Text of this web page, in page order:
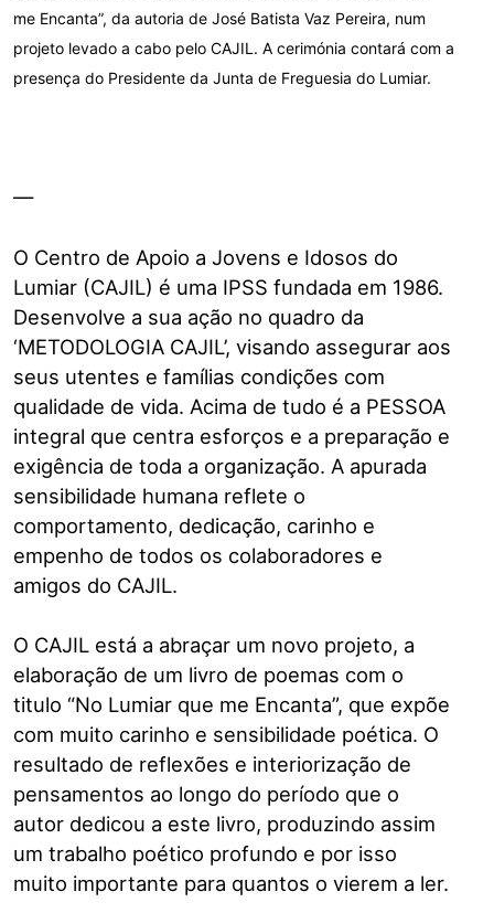
me Encanta”, da autoria de José Batista Vaz Pereira, num
projeto levado a cabo pelo CAJIL. A cerimónia contará com a
presença do Presidente da Junta de Freguesia do Lumiar.
—
O Centro de Apoio a Jovens e Idosos do
Lumiar (CAJIL) é uma IPSS fundada em 1986.
Desenvolve a sua ação no quadro da
‘METODOLOGIA CAJIL’, visando assegurar aos
seus utentes e famílias condições com
qualidade de vida. Acima de tudo é a PESSOA
integral que centra esforços e a preparação e
exigência de toda a organização. A apurada
sensibilidade humana reflete o
comportamento, dedicação, carinho e
empenho de todos os colaboradores e
amigos do CAJIL.
O CAJIL está a abraçar um novo projeto, a
elaboração de um livro de poemas com o
titulo “No Lumiar que me Encanta”, que expõe
com muito carinho e sensibilidade poética. O
resultado de reflexões e interiorização de
pensamentos ao longo do período que o
autor dedicou a este livro, produzindo assim
um trabalho poético profundo e por isso
muito importante para quantos o vierem a ler.